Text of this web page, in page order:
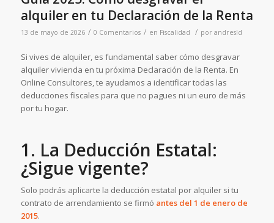
alquiler en tu Declaración de la Renta
13 de mayo de 2026 / 0 Comentarios / en Fiscalidad / por andresld
Si vives de alquiler, es fundamental saber cómo desgravar
alquiler vivienda en tu próxima Declaración de la Renta. En
Online Consultores, te ayudamos a identificar todas las
deducciones fiscales para que no pagues ni un euro de más
por tu hogar.
1. La Deducción Estatal:
¿Sigue vigente?
Solo podrás aplicarte la deducción estatal por alquiler si tu
contrato de arrendamiento se firmó antes del 1 de enero de
2015.